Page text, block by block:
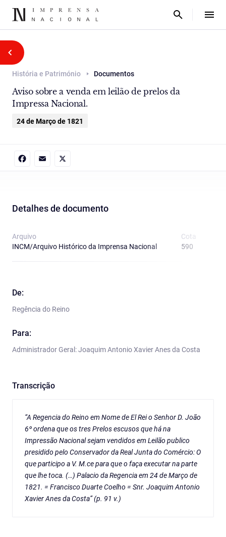
História e Património Documentos
Aviso sobre a venda em leilão de prelos da
Impressa Nacional.
24 de Março de 1821
Detalhes de documento
Arquivo
INCM/Arquivo Histórico da Imprensa Nacional
Cota
590
De:
Regência do Reino
Para:
Administrador Geral: Joaquim Antonio Xavier Anes da Costa
Transcrição
“A Regencia do Reino em Nome de El Rei o Senhor D. João
6º ordena que os tres Prelos escusos que há na
Impressão Nacional sejam vendidos em Leilão publico
presidido pelo Conservador da Real Junta do Comércio: O
que participo a V. M.ce para que o faça executar na parte
que lhe toca. (…) Palacio da Regencia em 24 de Março de
1821. = Francisco Duarte Coelho = Snr. Joaquim Antonio
Xavier Anes da Costa” (p. 91 v.)